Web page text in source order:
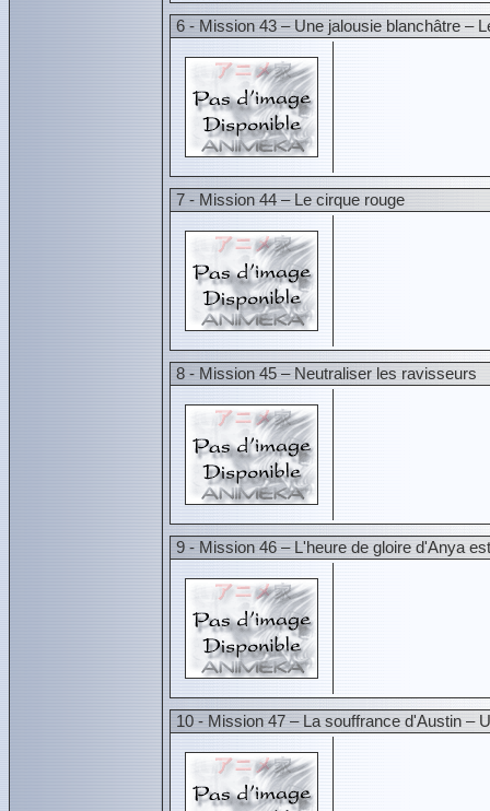
6 - Mission 43 – Une jalousie blanchâtre –
7 - Mission 44 – Le cirque rouge
8 - Mission 45 – Neutraliser les ravisseurs
9 - Mission 46 – L'heure de gloire d'Anya
10 - Mission 47 – La souffrance d'Austin –